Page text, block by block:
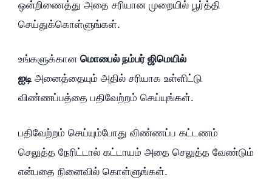
ஒன்றிணைத்து அதை சரியான முறையில் பூர்த்தி
செய்துக்கொள்ளுங்கள்.
உங்களுக்கான மொபைல் நம்பர் ஜிமெயில்
ஐடி அனைத்தையும் அதில் சரியாக உள்ளிட்டு
விண்ணப்பத்தை பதிவேற்றம் செய்யுங்கள்.
பதிவேற்றம் செய்யும்போது விண்ணப்ப கட்டணம்
செலுத்த நேரிட்டால் கட்டாயம் அதை செலுத்த வேண்டும்
என்பதை நினைவில் கொள்ளுங்கள்.